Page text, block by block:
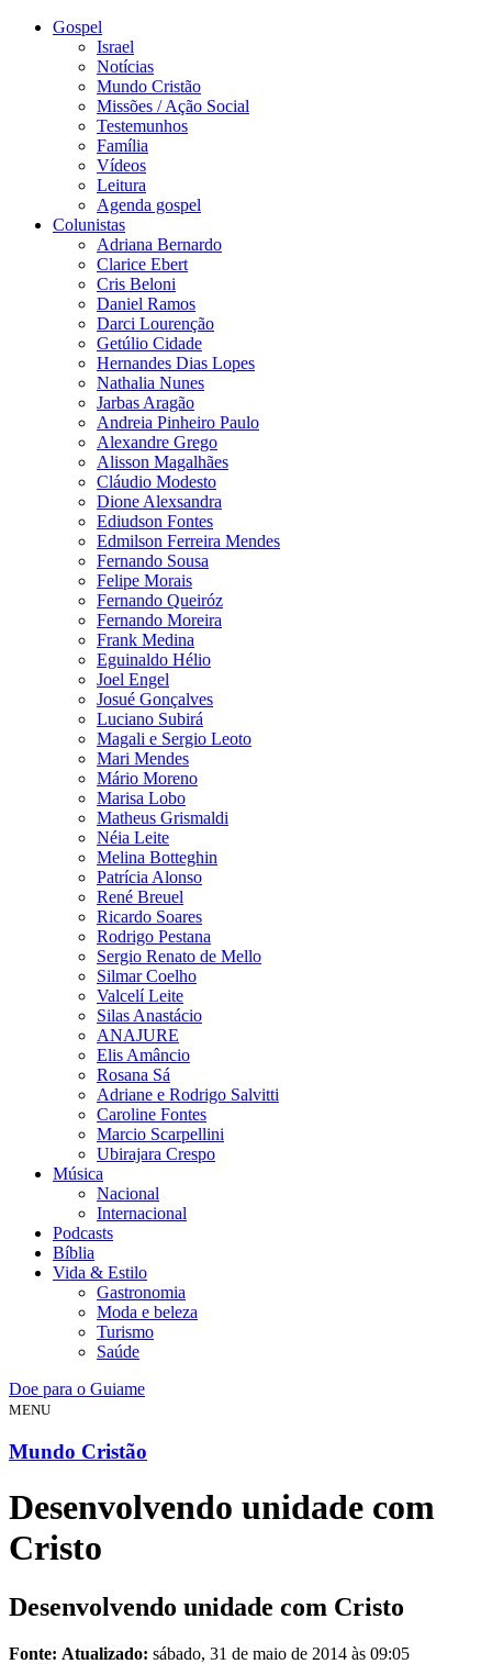
Gospel
Israel
Notícias
Mundo Cristão
Missões / Ação Social
Testemunhos
Família
Vídeos
Leitura
Agenda gospel
Colunistas
Adriana Bernardo
Clarice Ebert
Cris Beloni
Daniel Ramos
Darci Lourenção
Getúlio Cidade
Hernandes Dias Lopes
Nathalia Nunes
Jarbas Aragão
Andreia Pinheiro Paulo
Alexandre Grego
Alisson Magalhães
Cláudio Modesto
Dione Alexsandra
Ediudson Fontes
Edmilson Ferreira Mendes
Fernando Sousa
Felipe Morais
Fernando Queiróz
Fernando Moreira
Frank Medina
Eguinaldo Hélio
Joel Engel
Josué Gonçalves
Luciano Subirá
Magali e Sergio Leoto
Mari Mendes
Mário Moreno
Marisa Lobo
Matheus Grismaldi
Néia Leite
Melina Botteghin
Patrícia Alonso
René Breuel
Ricardo Soares
Rodrigo Pestana
Sergio Renato de Mello
Silmar Coelho
Valcelí Leite
Silas Anastácio
ANAJURE
Elis Amâncio
Rosana Sá
Adriane e Rodrigo Salvitti
Caroline Fontes
Marcio Scarpellini
Ubirajara Crespo
Música
Nacional
Internacional
Podcasts
Bíblia
Vida & Estilo
Gastronomia
Moda e beleza
Turismo
Saúde
Doe para o Guiame
MENU
Mundo Cristão
Desenvolvendo unidade com
Cristo
Desenvolvendo unidade com Cristo
Fonte: Atualizado: sábado, 31 de maio de 2014 às 09:05